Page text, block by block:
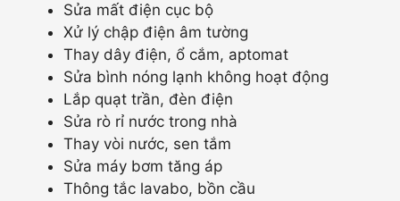
Sửa mất điện cục bộ
Xử lý chập điện âm tường
Thay dây điện, ổ cắm, aptomat
Sửa bình nóng lạnh không hoạt động
Lắp quạt trần, đèn điện
Sửa rò rỉ nước trong nhà
Thay vòi nước, sen tắm
Sửa máy bơm tăng áp
Thông tắc lavabo, bồn cầu